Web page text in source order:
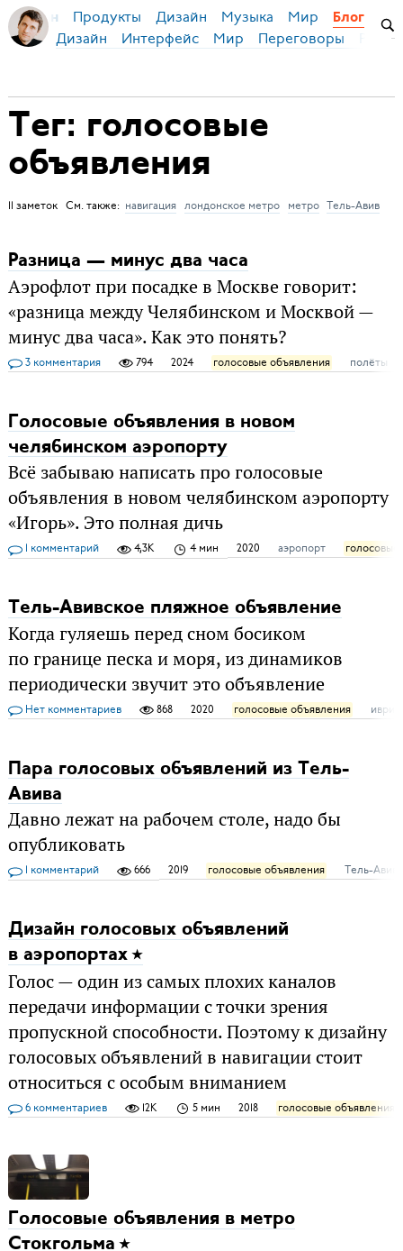
Бирман Продукты Дизайн Музыка Мир Блог
Дизайн Интерфейс Мир Переговоры
Тег: голосовые
объявления
11 заметок См. также: навигация лондонское метро метро Тель-Авив
Разница — минус два часа
Аэрофлот при посадке в Москве говорит:
«разница между Челябинском и Москвой —
минус два часа». Как это понять?
3 комментария 794 2024 голосовые объявления полёты
Голосовые объявления в новом
челябинском аэропорту
Всё забываю написать про голосовые
объявления в новом челябинском аэропорту
«Игорь». Это полная дичь
1 комментарий 4,3K 4 мин 2020 аэропорт
Тель-Авивское пляжное объявление
Когда гуляешь перед сном босиком
по границе песка и моря, из динамиков
периодически звучит это объявление
Нет комментариев 868 2020 голосовые объявления иврит
Пара голосовых объявлений из Тель-
Авива
Давно лежат на рабочем столе, надо бы
опубликовать
1 комментарий 666 2019 голосовые объявления Тель-Авив
Дизайн голосовых объявлений
в аэропортах
Голос — один из самых плохих каналов
передачи информации с точки зрения
пропускной способности. Поэтому к дизайну
голосовых объявлений в навигации стоит
относиться с особым вниманием
6 комментариев 12K 5 мин 2018 голосовые объявления
Голосовые объявления в метро
Стокгольма